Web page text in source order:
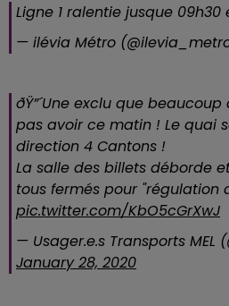
Ligne 1 ralentie jusque 09h30
— ilévia Métro
ðŸ”´Une exclu que
pas avoir ce matin ! Le quai
direction 4 Cantons !
La salle des billets déborde
tous fermés pour "régulation
pic.twitter.com/KbO5cGrXwJ
— Usager.e.s Transports MEL
January 28, 2020